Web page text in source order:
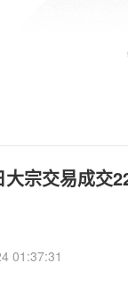
宗交易成交
01:37:31